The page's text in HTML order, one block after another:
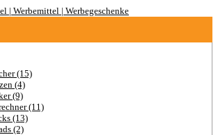
(15)
(4)
(9)
(11)
(13)
(2)